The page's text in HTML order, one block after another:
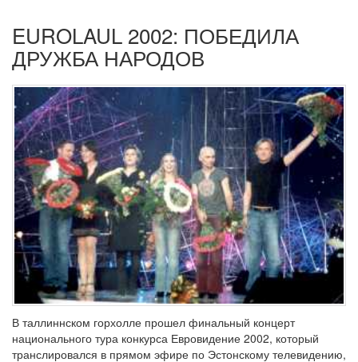
EUROLAUL 2002: ПОБЕДИЛА
ДРУЖБА НАРОДОВ
В таллиннском горхолле прошел финальный концерт
национального тура конкурса Евровидение 2002, который
транслировался в прямом эфире по Эстонскому телевидению,